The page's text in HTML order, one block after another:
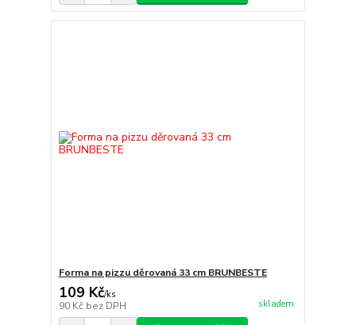
Forma na pizzu děrovaná 33 cm BRUNBESTE
109 Kč/ks
90 Kč bez DPH skladem